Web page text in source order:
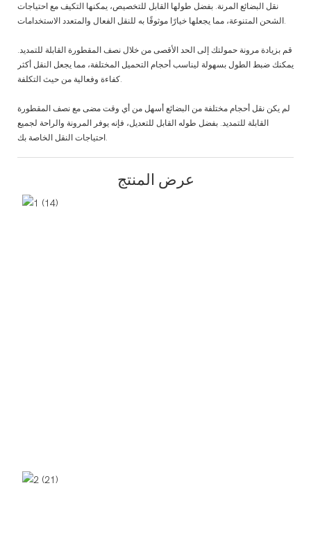
نقل البضائع المرنة. بفضل طولها القابل للتخصيص، يمكنها التكيف مع احتياجات
قم بزيادة مرونة حمولتك إلى الحد الأقصى من خلال نصف المقطورة القابلة للتمديد.
يمكنك ضبط الطول بسهولة ليناسب أحجام التحميل المختلفة، مما يجعل النقل أكثر
لم يكن نقل أحجام مختلفة من البضائع أسهل من أي وقت مضى مع نصف المقطورة
القابلة للتمديد. بفضل طوله القابل للتعديل، فإنه يوفر المرونة والراحة لجميع
عرض المنتج